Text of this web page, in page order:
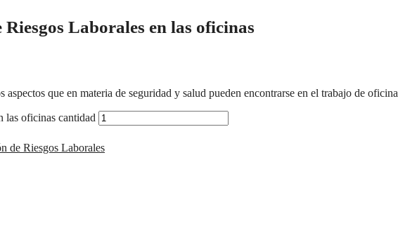
Laborales en las oficinas
que en materia de seguridad y salud pueden encontrarse en el trabajo de
las oficinas cantidad
de Riesgos Laborales